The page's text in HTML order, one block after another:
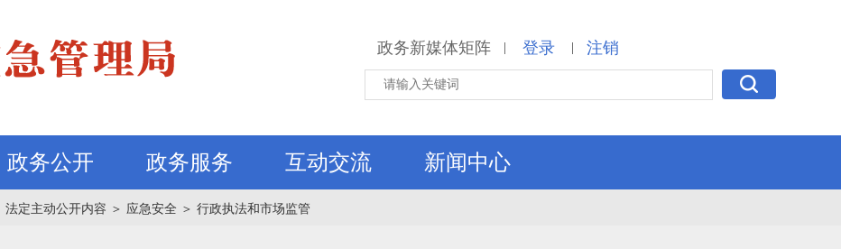
政务新媒体矩阵 | 登录 | 注销
政务公开 政务服务 互动交流 新闻中心
法定主动公开内容 ＞ 应急安全 ＞ 行政执法和市场监管